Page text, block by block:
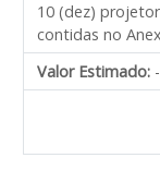
10 (dez)
contidas no
Valor Estimado: